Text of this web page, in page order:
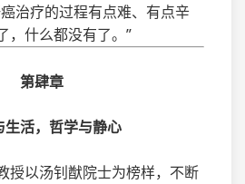
治疗的过程有点难、有点辛
，什么都没有了。”
第肆章
生活，哲学与静心
授以汤钊猷院士为榜样，不断